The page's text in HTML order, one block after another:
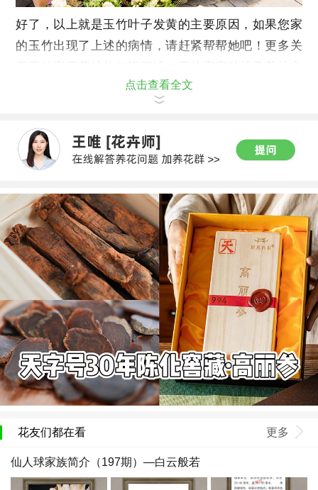
好了，以上就是玉竹叶子发黄的主要原因，如果您家
的玉竹出现了上述的病情，请赶紧帮帮她吧！更多关
点击查看全文
花友们都在看 更多
仙人球家族简介（197期）—白云般若